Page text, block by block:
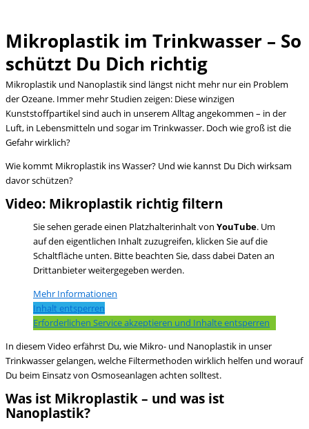
Mikroplastik im Trinkwasser – So
schützt Du Dich richtig
Mikroplastik und Nanoplastik sind längst nicht mehr nur ein Problem
der Ozeane. Immer mehr Studien zeigen: Diese winzigen
Kunststoffpartikel sind auch in unserem Alltag angekommen – in der
Luft, in Lebensmitteln und sogar im Trinkwasser. Doch wie groß ist die
Gefahr wirklich?
Wie kommt Mikroplastik ins Wasser? Und wie kannst Du Dich wirksam
davor schützen?
Video: Mikroplastik richtig filtern
Sie sehen gerade einen Platzhalterinhalt von YouTube. Um
auf den eigentlichen Inhalt zuzugreifen, klicken Sie auf die
Schaltfläche unten. Bitte beachten Sie, dass dabei Daten an
Drittanbieter weitergegeben werden.
Mehr Informationen
Inhalt entsperren
Erforderlichen Service akzeptieren und Inhalte entsperren
In diesem Video erfährst Du, wie Mikro- und Nanoplastik in unser
Trinkwasser gelangen, welche Filtermethoden wirklich helfen und worauf
Du beim Einsatz von Osmoseanlagen achten solltest.
Was ist Mikroplastik – und was ist
Nanoplastik?